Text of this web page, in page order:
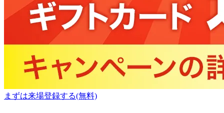
まずは来場登録する(無料)